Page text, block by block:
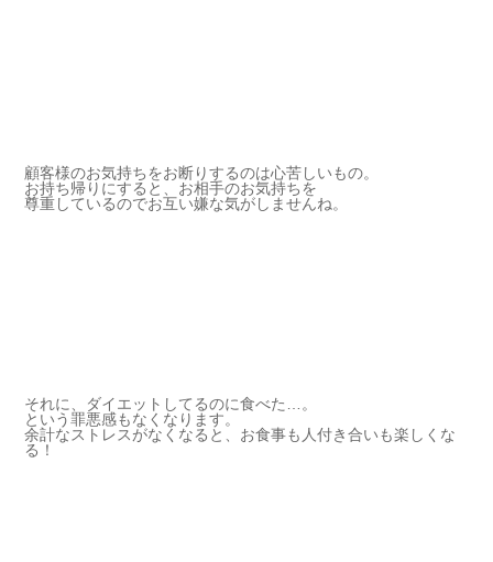
顧客様のお気持ちをお断りするのは心苦しいもの。
お持ち帰りにすると、お相手のお気持ちを
尊重しているのでお互い嫌な気がしませんね。
それに、ダイエットしてるのに食べた…。
という罪悪感もなくなります。
余計なストレスがなくなると、お食事も人付き合いも楽しくな
る！